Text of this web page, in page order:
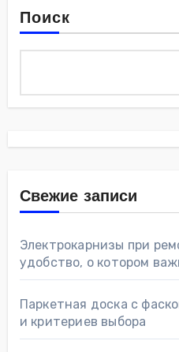
Поиск
Свежие записи
Электрокарнизы при
удобство, о котором
Паркетная доска с
и критериев выбора